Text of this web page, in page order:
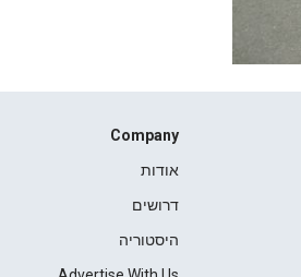
Company
אודות
דרושים
היסטוריה